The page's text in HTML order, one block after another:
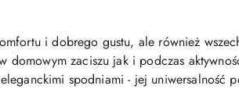
i dobrego gustu, ale również
domowym zaciszu jak i podczas
spodniami - jej uniwersalność